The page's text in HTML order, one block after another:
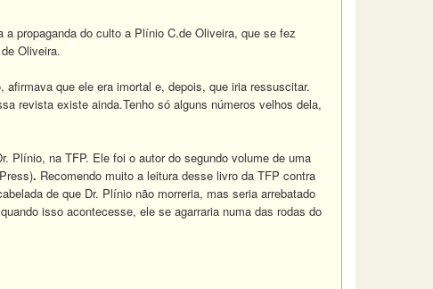
a propaganda do culto a Plínio C.de Oliveira, que se fez
Oliveira.
que ele era imortal e, depois, que iria ressuscitar.
revista existe ainda.Tenho só alguns números velhos dela,
Plínio, na TFP. Ele foi o autor do segundo volume de uma
. Recomendo muito a leitura desse livro da TFP contra
de que Dr. Plínio não morreria, mas seria arrebatado
isso acontecesse, ele se agarraria numa das rodas do